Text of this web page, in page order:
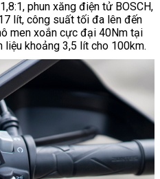
phun xăng điện tử BOSCH,
lít, công suất tối đa lên đến
men xoắn cực đại 40Nm tại
khoảng 3,5 lít cho 100km.